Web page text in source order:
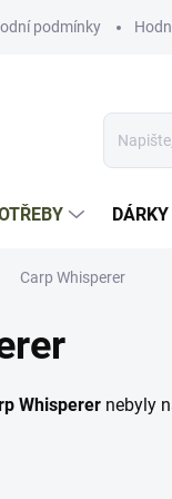
podmínky
Carp Whisperer
Whisperer nebyly